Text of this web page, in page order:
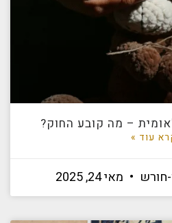
– מה קובע החוק?
עוד »
חורש מאי 24, 2025